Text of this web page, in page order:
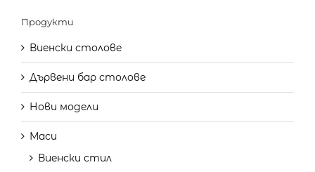
Продукти
Виенски столове
Дървени бар столове
Нови модели
Маси
Виенски стил